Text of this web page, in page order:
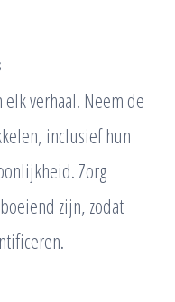
elk verhaal. Neem de
inclusief hun
Zorg
zijn, zodat